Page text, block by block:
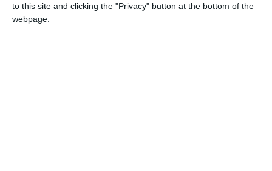
to this site and clicking the "Privacy" button at the bottom of the
webpage.